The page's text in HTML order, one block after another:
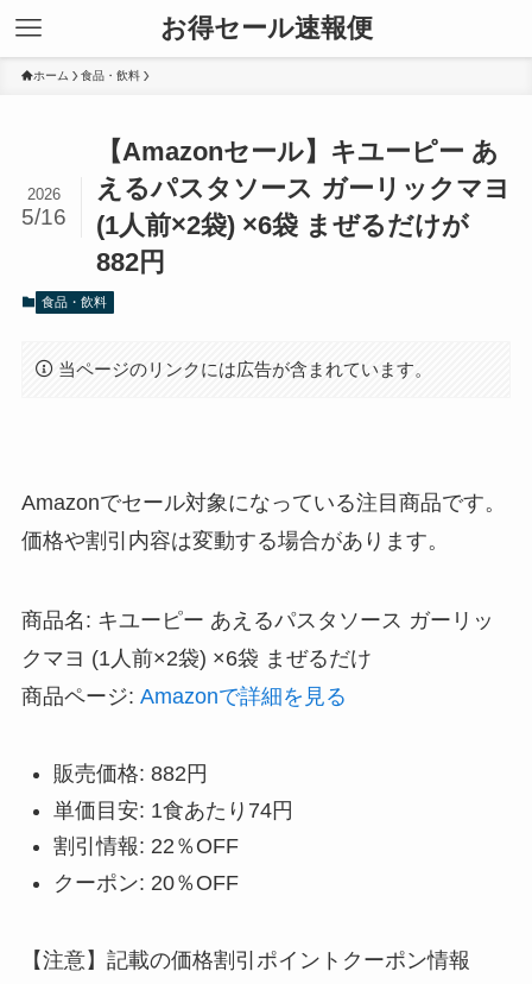
お得セール速報便
ホーム 食品・飲料
【Amazonセール】キユーピー あ
えるパスタソース ガーリックマヨ
(1人前×2袋) ×6袋 まぜるだけが
882円
2026
5/16
食品・飲料
当ページのリンクには広告が含まれています。
Amazonでセール対象になっている注目商品です。
価格や割引内容は変動する場合があります。
商品名: キユーピー あえるパスタソース ガーリッ
クマヨ (1人前×2袋) ×6袋 まぜるだけ
商品ページ: Amazonで詳細を見る
販売価格: 882円
単価目安: 1食あたり74円
割引情報: 22％OFF
クーポン: 20％OFF
【注意】記載の価格割引ポイントクーポン情報